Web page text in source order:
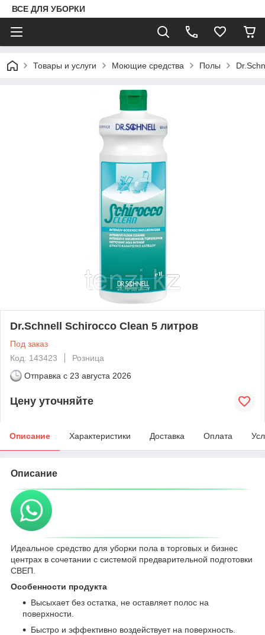
ВСЕ ДЛЯ УБОРКИ
Товары и услуги Моющие средства Полы
Dr.Schnell Schirocco Clean 5 литров
Под заказ
Код: 143423
Розница
Отправка с 23 августа 2026
Цену уточняйте
Описание Характеристики Доставка Оплата
Описание
Идеальное средство для уборки пола в торговых и бизнес
центрах в сочетании с системой предварительной подготовки
СВЕП.
Особенности продукта
Высыхает без остатка, не оставляет полос на
поверхности.
Быстро и эффективно воздействует на поверхность.